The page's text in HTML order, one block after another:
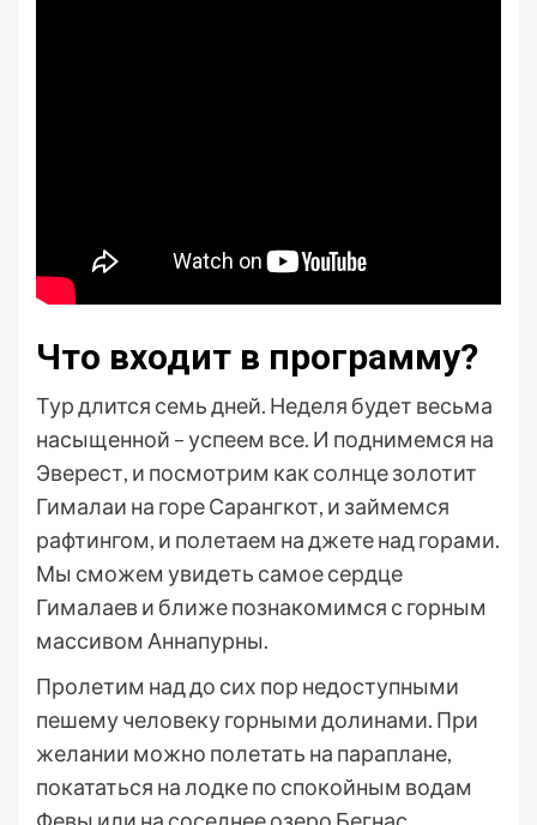
Что входит в программу?
Тур длится семь дней. Неделя будет весьма
насыщенной – успеем все. И поднимемся на
Эверест, и посмотрим как солнце золотит
Гималаи на горе Сарангкот, и займемся
рафтингом, и полетаем на джете над горами.
Мы сможем увидеть самое сердце
Гималаев и ближе познакомимся с горным
массивом Аннапурны.
Пролетим над до сих пор недоступными
пешему человеку горными долинами. При
желании можно полетать на параплане,
покататься на лодке по спокойным водам